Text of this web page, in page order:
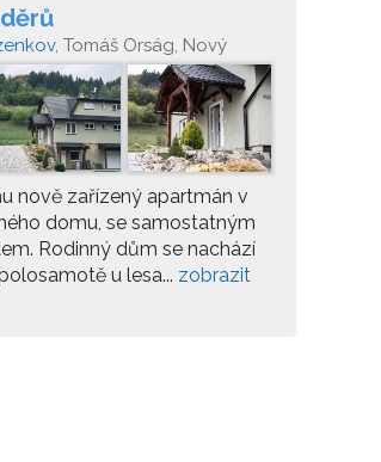
, Tomáš Orság, Nový
nově zařízený apartmán v
domu, se samostatným
Rodinný dům se nachází
u lesa... zobrazit